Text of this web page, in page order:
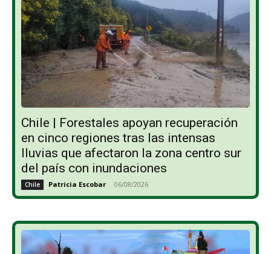
Chile | Forestales apoyan recuperación
en cinco regiones tras las intensas
lluvias que afectaron la zona centro sur
del país con inundaciones
Chile Patricia Escobar - 06/08/2026